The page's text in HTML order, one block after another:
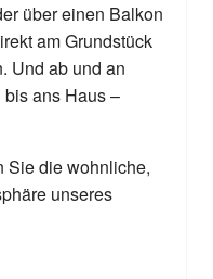
über einen Balkon
am Grundstück
Und ab und an
ans Haus –
Sie die wohnliche,
unseres